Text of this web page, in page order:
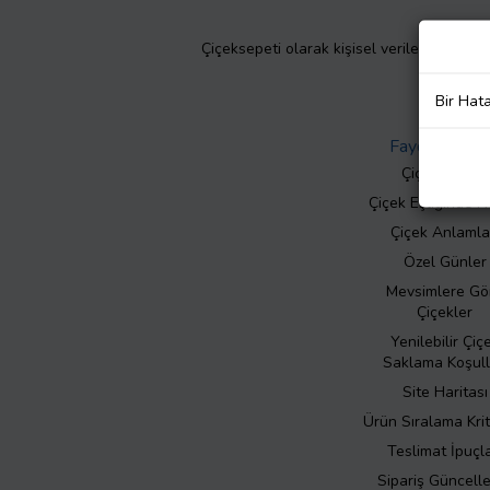
Çiçeksepeti olarak kişisel verilerinizin
Faydalı Bilgiler
Çiçek Bakımı
Çiçek Eşliğinde
Çiçek
Özel Günler
Mevsimlere
Çiçekler
Yenilebilir
Saklama
Site Haritası
Ürün Sıralama
Teslimat
Sipariş
Bir